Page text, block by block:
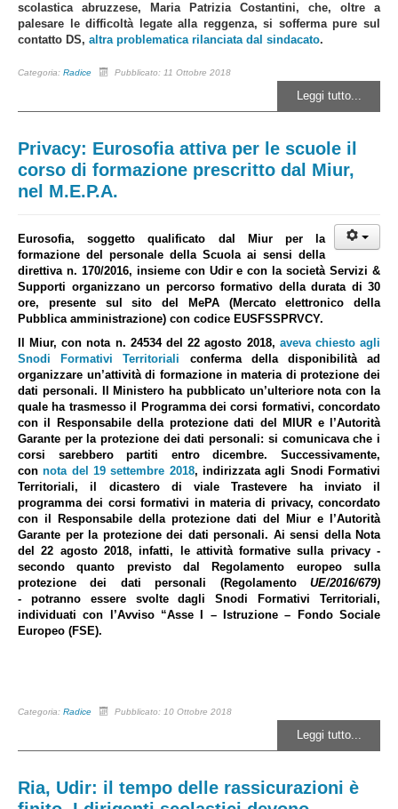
scolastica abruzzese, Maria Patrizia Costantini, che, oltre a
palesare le difficoltà legate alla reggenza, si sofferma pure sul
contatto DS, altra problematica rilanciata dal sindacato.
Categoria: Radice Pubblicato: 11 Ottobre 2018
Leggi tutto...
Privacy: Eurosofia attiva per le scuole il
corso di formazione prescritto dal Miur,
nel M.E.P.A.
Eurosofia, soggetto qualificato dal Miur per la
formazione del personale della Scuola ai sensi della
direttiva n. 170/2016, insieme con Udir e con la società Servizi &
Supporti organizzano un percorso formativo della durata di 30
ore, presente sul sito del MePA (Mercato elettronico della
Pubblica amministrazione) con codice EUSFSSPRVCY.
Il Miur, con nota n. 24534 del 22 agosto 2018, aveva chiesto agli
Snodi Formativi Territoriali conferma della disponibilità ad
organizzare un’attività di formazione in materia di protezione dei
dati personali. Il Ministero ha pubblicato un’ulteriore nota con la
quale ha trasmesso il Programma dei corsi formativi, concordato
con il Responsabile della protezione dati del MIUR e l’Autorità
Garante per la protezione dei dati personali: si comunicava che i
corsi sarebbero partiti entro dicembre. Successivamente,
connota del 19 settembre 2018, indirizzata agli Snodi Formativi
Territoriali, il dicastero di viale Trastevere ha inviato il
programma dei corsi formativi in materia di privacy, concordato
con il Responsabile della protezione dati del Miur e l’Autorità
Garante per la protezione dei dati personali. Ai sensi della Nota
del 22 agosto 2018, infatti, le attività formative sulla privacy -
secondo quanto previsto dal Regolamento europeo sulla
protezione dei dati personali (Regolamento UE/2016/679)
- potranno essere svolte dagli Snodi Formativi Territoriali,
individuati con l’Avviso “Asse I – Istruzione – Fondo Sociale
Europeo (FSE).
Categoria: Radice Pubblicato: 10 Ottobre 2018
Leggi tutto...
Ria, Udir: il tempo delle rassicurazioni è